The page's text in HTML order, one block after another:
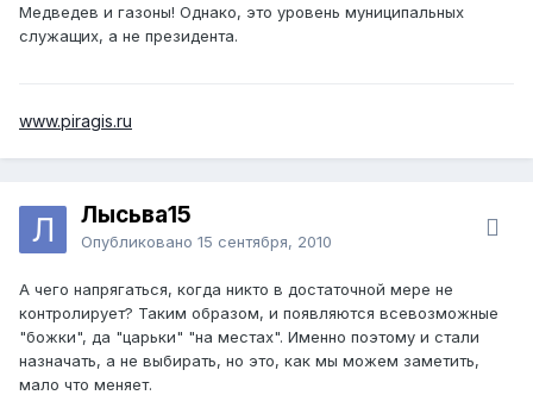
Медведев и газоны! Однако, это уровень муниципальных
служащих, а не президента.
www.piragis.ru
Лысьва15
Опубликовано 15 сентября, 2010
А чего напрягаться, когда никто в достаточной мере не
контролирует? Таким образом, и появляются всевозможные
"божки", да "царьки" "на местах". Именно поэтому и стали
назначать, а не выбирать, но это, как мы можем заметить,
мало что меняет.